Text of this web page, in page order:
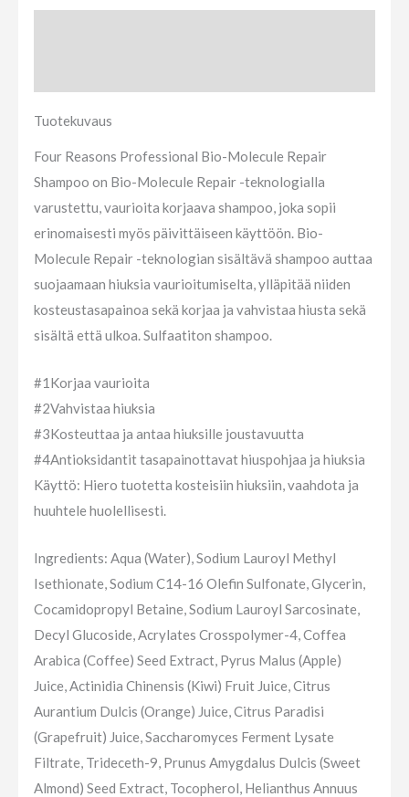
Tuotekuvaus
Four Reasons Professional Bio-Molecule Repair
Shampoo on Bio-Molecule Repair -teknologialla
varustettu, vaurioita korjaava shampoo, joka sopii
erinomaisesti myös päivittäiseen käyttöön. Bio-
Molecule Repair -teknologian sisältävä shampoo auttaa
suojaamaan hiuksia vaurioitumiselta, ylläpitää niiden
kosteustasapainoa sekä korjaa ja vahvistaa hiusta sekä
sisältä että ulkoa. Sulfaatiton shampoo.
#1 Korjaa vaurioita
#2Vahvistaa hiuksia
#3Kosteuttaa ja antaa hiuksille joustavuutta
#4Antioksidantit tasapainottavat hiuspohjaa ja hiuksia
Käyttö: Hiero tuotetta kosteisiin hiuksiin, vaahdota ja
huuhtele huolellisesti.
Ingredients: Aqua (Water), Sodium Lauroyl Methyl
Isethionate, Sodium C14-16 Olefin Sulfonate, Glycerin,
Cocamidopropyl Betaine, Sodium Lauroyl Sarcosinate,
Decyl Glucoside, Acrylates Crosspolymer-4, Coffea
Arabica (Coffee) Seed Extract, Pyrus Malus (Apple)
Juice, Actinidia Chinensis (Kiwi) Fruit Juice, Citrus
Aurantium Dulcis (Orange) Juice, Citrus Paradisi
(Grapefruit) Juice, Saccharomyces Ferment Lysate
Filtrate, Trideceth-9, Prunus Amygdalus Dulcis (Sweet
Almond) Seed Extract, Tocopherol, Helianthus Annuus